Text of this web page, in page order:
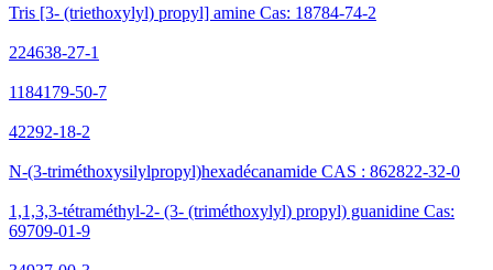
Tris [3- (triethoxylyl) propyl] amine Cas: 18784-74-2
224638-27-1
1184179-50-7
42292-18-2
N-(3-triméthoxysilylpropyl)hexadécanamide CAS : 862822-32-0
1,1,3,3-tétraméthyl-2- (3- (triméthoxylyl) propyl) guanidine Cas:
69709-01-9